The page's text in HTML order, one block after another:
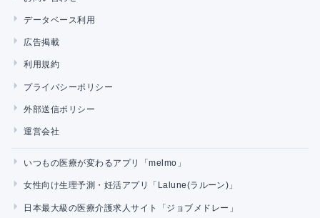
データベース利用
広告掲載
利用規約
プライバシーポリシー
外部送信ポリシー
運営会社
いつもの医療が変わるアプリ「melmo」
女性向け生理予測・妊活アプリ「Lalune(ラルーン)」
日本最大級の医療介護求人サイト「ジョブメドレー」